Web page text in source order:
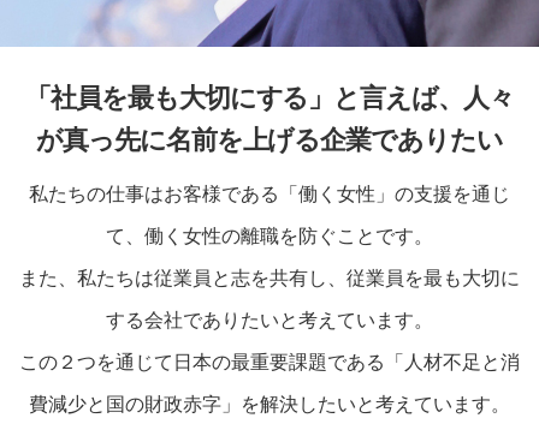
「社員を最も大切にする」と言えば、人々
が真っ先に名前を上げる企業でありたい
私たちの仕事はお客様である「働く女性」の支援を通じ
て、働く女性の離職を防ぐことです。
また、私たちは従業員と志を共有し、従業員を最も大切に
する会社でありたいと考えています。
この２つを通じて日本の最重要課題である「人材不足と消
費減少と国の財政赤字」を解決したいと考えています。